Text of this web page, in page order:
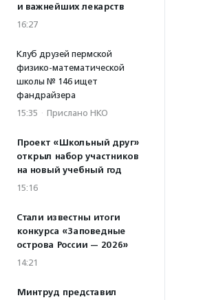
и важнейших лекарств
16:27
Клуб друзей пермской
физико-математической
школы № 146 ищет
фандрайзера
15:35 · Прислано НКО
Проект «Школьный друг»
открыл набор участников
на новый учебный год
15:16
Стали известны итоги
конкурса «Заповедные
острова России — 2026»
14:21
Минтруд представил